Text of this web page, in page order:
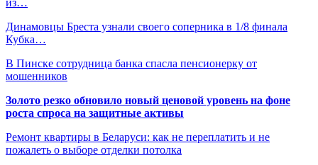
Динамовцы Бреста узнали своего соперника в 1/8 финала
Кубка…
В Пинске сотрудница банка спасла пенсионерку от
мошенников
Золото резко обновило новый ценовой уровень на фоне
роста спроса на защитные активы
Ремонт квартиры в Беларуси: как не переплатить и не
пожалеть о выборе отделки потолка